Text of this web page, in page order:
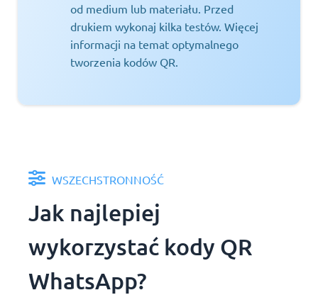
od medium lub materiału. Przed
drukiem wykonaj kilka testów. Więcej
informacji na temat optymalnego
tworzenia kodów QR.
WSZECHSTRONNOŚĆ
Jak najlepiej
wykorzystać kody QR
WhatsApp?